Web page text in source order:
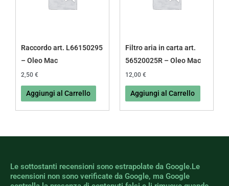
Raccordo art. L66150295
– Oleo Mac
2,50 €
Aggiungi al Carrello
Filtro aria in carta art.
56520025R – Oleo Mac
12,00 €
Aggiungi al Carrello
Le sottostanti recensioni sono estrapolate da Google.Le
recensioni non sono verificate da Google, ma Google